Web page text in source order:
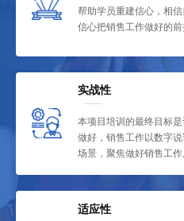
帮助学员重建信心，相
信心把销售工作做好的前
实战性
本项目培训的最终目标
做好，销售工作以数字
场景，聚焦做好销售工作
适应性